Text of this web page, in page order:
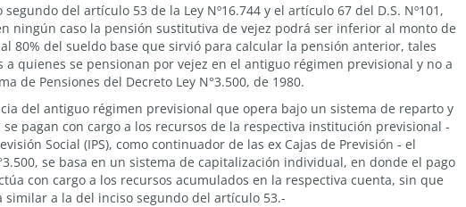
del artículo 53 de la Ley Nº16.744 y el artículo 67 del D.S. Nº101,
ningún caso la pensión sustitutiva de vejez podrá ser inferior al monto de
80% del sueldo base que sirvió para calcular la pensión anterior, tales
a quienes se pensionan por vejez en el antiguo régimen previsional y no a
de Pensiones del Decreto Ley N°3.500, de 1980.
del antiguo régimen previsional que opera bajo un sistema de reparto y
pagan con cargo a los recursos de la respectiva institución previsional -
Social (IPS), como continuador de las ex Cajas de Previsión - el
se basa en un sistema de capitalización individual, en donde el pago
con cargo a los recursos acumulados en la respectiva cuenta, sin que
similar a la del inciso segundo del artículo 53.-